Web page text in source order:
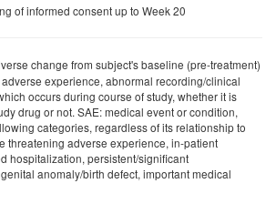
of informed consent up to Week 20
change from subject's baseline (pre-treatment)
experience, abnormal recording/clinical
occurs during course of study, whether it is
drug or not. SAE: medical event or condition,
categories, regardless of its relationship to
threatening adverse experience, in-patient
hospitalization, persistent/significant
anomaly/birth defect, important medical